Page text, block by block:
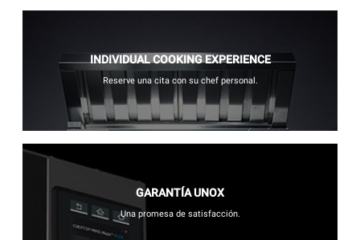
INDIVIDUAL COOKING EXPERIENCE
Reserve una cita con su chef personal.
GARANTÍA UNOX
Una promesa de satisfacción.